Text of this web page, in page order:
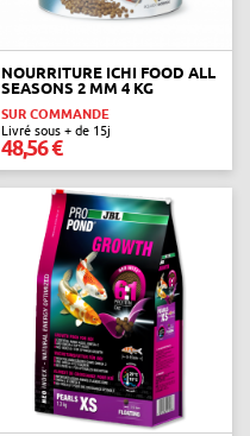
NOURRITURE ICHI FOOD ALL
SEASONS 2 MM 4 KG
SUR COMMANDE
Livré sous + de 15j
48,56 €